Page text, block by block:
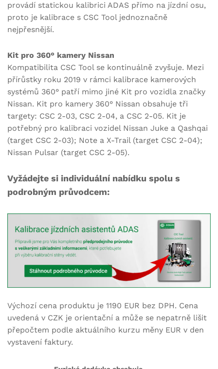
provádí statickou kalibrici ADAS přímo na jízdní osu,
proto je kalibrace s CSC Tool jednoznačně
nejpřesnější.
Kit pro 360° kamery Nissan
Kompatibilita CSC Tool se kontinuálně zvyšuje. Mezi
přírůstky roku 2019 v rámci kalibrace kamerových
systémů 360° patří mimo jiné Kit pro vozidla značky
Nissan. Kit pro kamery 360° Nissan obsahuje tři
targety: CSC 2-03, CSC 2-04, a CSC 2-05. Kit je
potřebný pro kalibraci vozidel Nissan Juke a Qashqai
(target CSC 2-03); Note a X-Trail (target CSC 2-04);
Nissan Pulsar (target CSC 2-05).
Vyžádejte si individuální nabídku spolu s
podrobným průvodcem:
Výchozí cena produktu je 1190 EUR bez DPH. Cena
uvedená v CZK je orientační a může se nepatrně lišit
přepočtem podle aktuálního kurzu měny EUR v den
vystavení faktury.